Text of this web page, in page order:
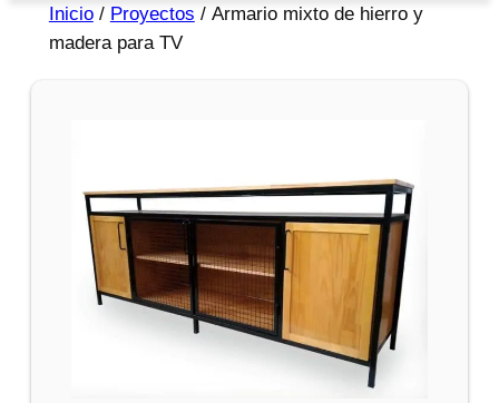
Inicio/ Proyectos / Armario mixto de hierro y
madera para TV